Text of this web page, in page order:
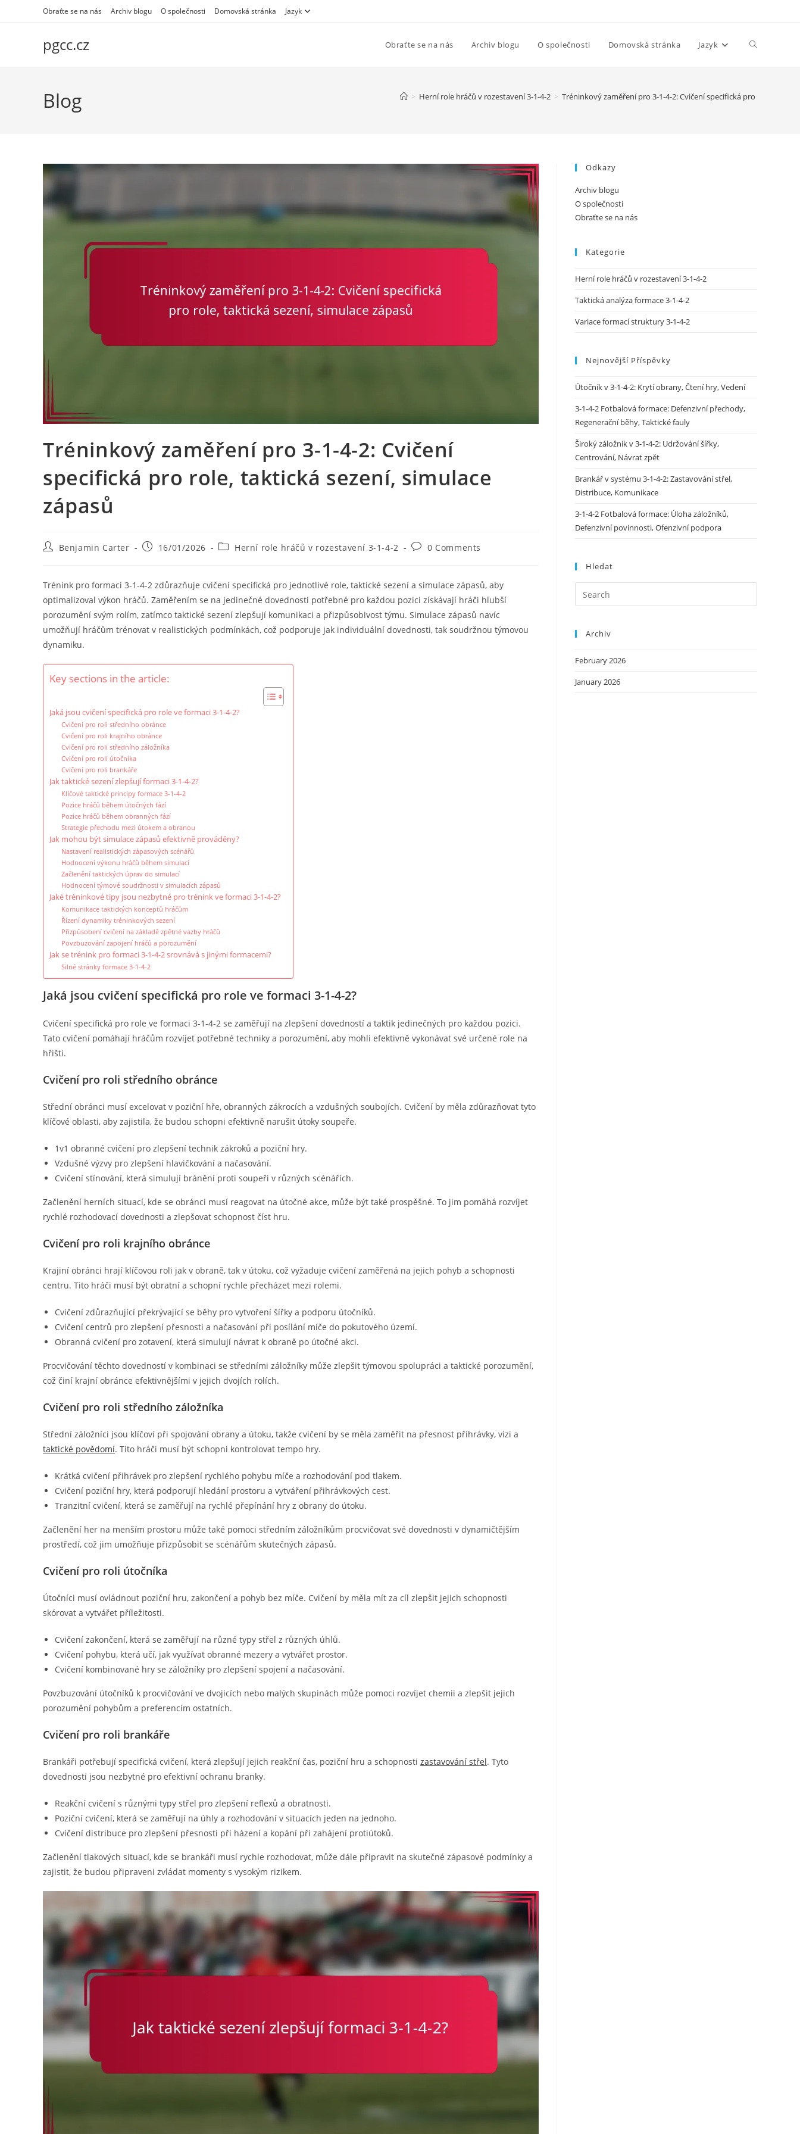
Obraťte se na nás Archiv blogu O společnosti Domovská stránka Jazyk
pgcc.cz Obraťte se na nás Archiv blogu O společnosti Domovská stránka Jazyk Toggle
Blog > Herní role hráčů v rozestavení 3-1-4-2 > Tréninkový zaměření pro 3-1-4-2: Cvičení specifická pro role,
Tréninkový zaměření pro 3-1-4-2: Cvičení
specifická pro role, taktická sezení, simulace
zápasů
PostBenjamin Carter
Post16/01/2026
PostHerní role hráčů v rozestavení 3-1-4-2
Post0 Comments
Trénink pro formaci 3-1-4-2 zdůrazňuje cvičení specifická pro jednotlivé role, taktické sezení a simulace zápasů, aby
optimalizoval výkon hráčů. Zaměřením se na jedinečné dovednosti potřebné pro každou pozici získávají hráči hlubší
porozumění svým rolím, zatímco taktické sezení zlepšují komunikaci a přizpůsobivost týmu. Simulace zápasů navíc
umožňují hráčům trénovat v realistických podmínkách, což podporuje jak individuální dovednosti, tak soudržnou týmovou
dynamiku.
Key sections in the article:
Jaká jsou cvičení specifická pro role ve formaci 3-1-4-2?
Cvičení pro roli středního obránce
Cvičení pro roli krajního obránce
Cvičení pro roli středního záložníka
Cvičení pro roli útočníka
Cvičení pro roli brankáře
Jak taktické sezení zlepšují formaci 3-1-4-2?
Klíčové taktické principy formace 3-1-4-2
Pozice hráčů během útočných fází
Pozice hráčů během obranných fází
Strategie přechodu mezi útokem a obranou
Jak mohou být simulace zápasů efektivně prováděny?
Nastavení realistických zápasových scénářů
Hodnocení výkonu hráčů během simulací
Začlenění taktických úprav do simulací
Hodnocení týmové soudržnosti v simulacích zápasů
Jaké tréninkové tipy jsou nezbytné pro trénink ve formaci 3-1-4-2?
Komunikace taktických konceptů hráčům
Řízení dynamiky tréninkových sezení
Přizpůsobení cvičení na základě zpětné vazby hráčů
Povzbuzování zapojení hráčů a porozumění
Jak se trénink pro formaci 3-1-4-2 srovnává s jinými formacemi?
Silné stránky formace 3-1-4-2
Jaká jsou cvičení specifická pro role ve formaci 3-1-4-2?
Cvičení specifická pro role ve formaci 3-1-4-2 se zaměřují na zlepšení dovedností a taktik jedinečných pro každou pozici.
Tato cvičení pomáhají hráčům rozvíjet potřebné techniky a porozumění, aby mohli efektivně vykonávat své určené role na
hřišti.
Cvičení pro roli středního obránce
Střední obránci musí excelovat v poziční hře, obranných zákrocích a vzdušných soubojích. Cvičení by měla zdůrazňovat tyto
klíčové oblasti, aby zajistila, že budou schopni efektivně narušit útoky soupeře.
1v1 obranné cvičení pro zlepšení technik zákroků a poziční hry.
Vzdušné výzvy pro zlepšení hlavičkování a načasování.
Cvičení stínování, která simulují bránění proti soupeři v různých scénářích.
Začlenění herních situací, kde se obránci musí reagovat na útočné akce, může být také prospěšné. To jim pomáhá rozvíjet
rychlé rozhodovací dovednosti a zlepšovat schopnost číst hru.
Cvičení pro roli krajního obránce
Krajiní obránci hrají klíčovou roli jak v obraně, tak v útoku, což vyžaduje cvičení zaměřená na jejich pohyb a schopnosti
centru. Tito hráči musí být obratní a schopní rychle přecházet mezi rolemi.
Cvičení zdůrazňující překrývající se běhy pro vytvoření šířky a podporu útočníků.
Cvičení centrů pro zlepšení přesnosti a načasování při posílání míče do pokutového území.
Obranná cvičení pro zotavení, která simulují návrat k obraně po útočné akci.
Procvičování těchto dovedností v kombinaci se středními záložníky může zlepšit týmovou spolupráci a taktické porozumění,
což činí krajní obránce efektivnějšími v jejich dvojích rolích.
Cvičení pro roli středního záložníka
Střední záložníci jsou klíčoví při spojování obrany a útoku, takže cvičení by se měla zaměřit na přesnost přihrávky, vizi a
taktické povědomí. Tito hráči musí být schopni kontrolovat tempo hry.
Krátká cvičení přihrávek pro zlepšení rychlého pohybu míče a rozhodování pod tlakem.
Cvičení poziční hry, která podporují hledání prostoru a vytváření přihrávkových cest.
Tranzitní cvičení, která se zaměřují na rychlé přepínání hry z obrany do útoku.
Začlenění her na menším prostoru může také pomoci středním záložníkům procvičovat své dovednosti v dynamičtějším
prostředí, což jim umožňuje přizpůsobit se scénářům skutečných zápasů.
Cvičení pro roli útočníka
Útočníci musí ovládnout poziční hru, zakončení a pohyb bez míče. Cvičení by měla mít za cíl zlepšit jejich schopnosti
skórovat a vytvářet příležitosti.
Cvičení zakončení, která se zaměřují na různé typy střel z různých úhlů.
Cvičení pohybu, která učí, jak využívat obranné mezery a vytvářet prostor.
Cvičení kombinované hry se záložníky pro zlepšení spojení a načasování.
Povzbuzování útočníků k procvičování ve dvojicích nebo malých skupinách může pomoci rozvíjet chemii a zlepšit jejich
porozumění pohybům a preferencím ostatních.
Cvičení pro roli brankáře
Brankáři potřebují specifická cvičení, která zlepšují jejich reakční čas, poziční hru a schopnosti zastavování střel. Tyto
dovednosti jsou nezbytné pro efektivní ochranu branky.
Reakční cvičení s různými typy střel pro zlepšení reflexů a obratnosti.
Poziční cvičení, která se zaměřují na úhly a rozhodování v situacích jeden na jednoho.
Cvičení distribuce pro zlepšení přesnosti při házení a kopání při zahájení protiútoků.
Začlenění tlakových situací, kde se brankáři musí rychle rozhodovat, může dále připravit na skutečné zápasové podmínky a
zajistit, že budou připraveni zvládat momenty s vysokým rizikem.
Odkazy
Archiv blogu
O společnosti
Obraťte se na nás
Kategorie
Herní role hráčů v rozestavení 3-1-4-2
Taktická analýza formace 3-1-4-2
Variace formací struktury 3-1-4-2
Nejnovější Příspěvky
Útočník v 3-1-4-2: Krytí obrany, Čtení hry, Vedení
3-1-4-2 Fotbalová formace: Defenzivní přechody,
Regenerační běhy, Taktické fauly
Široký záložník v 3-1-4-2: Udržování šířky,
Centrování, Návrat zpět
Brankář v systému 3-1-4-2: Zastavování střel,
Distribuce, Komunikace
3-1-4-2 Fotbalová formace: Úloha záložníků,
Defenzivní povinnosti, Ofenzivní podpora
Hledat
Archiv
February 2026
January 2026